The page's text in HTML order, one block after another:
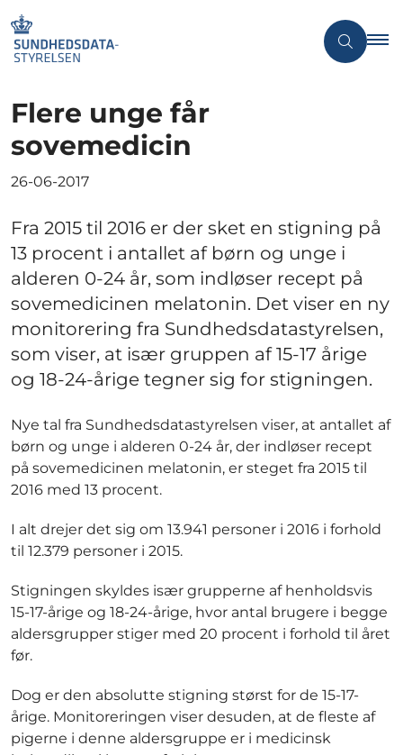
Flere unge får
sovemedicin
26-06-2017
Fra 2015 til 2016 er der sket en stigning på
13 procent i antallet af børn og unge i
alderen 0-24 år, som indløser recept på
sovemedicinen melatonin. Det viser en ny
monitorering fra Sundhedsdatastyrelsen,
som viser, at især gruppen af 15-17 årige
og 18-24-årige tegner sig for stigningen.
Nye tal fra Sundhedsdatastyrelsen viser, at antallet af
børn og unge i alderen 0-24 år, der indløser recept
på sovemedicinen melatonin, er steget fra 2015 til
2016 med 13 procent.
I alt drejer det sig om 13.941 personer i 2016 i forhold
til 12.379 personer i 2015.
Stigningen skyldes især grupperne af henholdsvis
15-17-årige og 18-24-årige, hvor antal brugere i begge
aldersgrupper stiger med 20 procent i forhold til året
før.
Dog er den absolutte stigning størst for de 15-17-
årige. Monitoreringen viser desuden, at de fleste af
pigerne i denne aldersgruppe er i medicinsk